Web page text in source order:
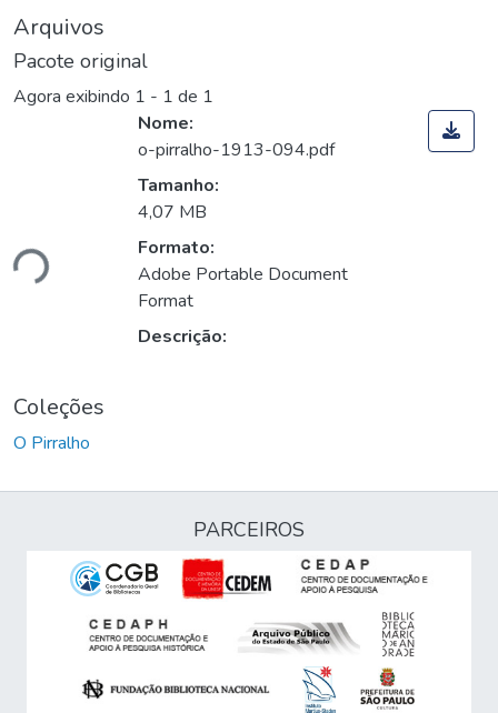
Arquivos
Pacote original
Agora exibindo 1 - 1 de 1
Nome:
o-pirralho-1913-094.pdf
Tamanho:
4,07 MB
Formato:
Adobe Portable Document
Format
Descrição:
Coleções
O Pirralho
PARCEIROS